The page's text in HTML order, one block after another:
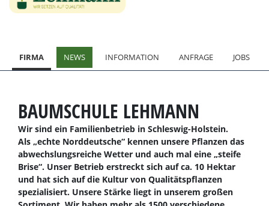
FIRMA NEWS INFORMATION ANFRAGE JOBS
BAUMSCHULE LEHMANN
Wir sind ein Familienbetrieb in Schleswig-Holstein.
Als „echte Norddeutsche“ kennen unsere Pflanzen das
abwechslungsreiche Wetter und auch mal eine „steife
Brise“. Unser Betrieb erstreckt sich auf ca. 10 Hektar
und hat sich auf die Kultur von Qualitätspflanzen
spezialisiert. Unsere Stärke liegt in unserem großen